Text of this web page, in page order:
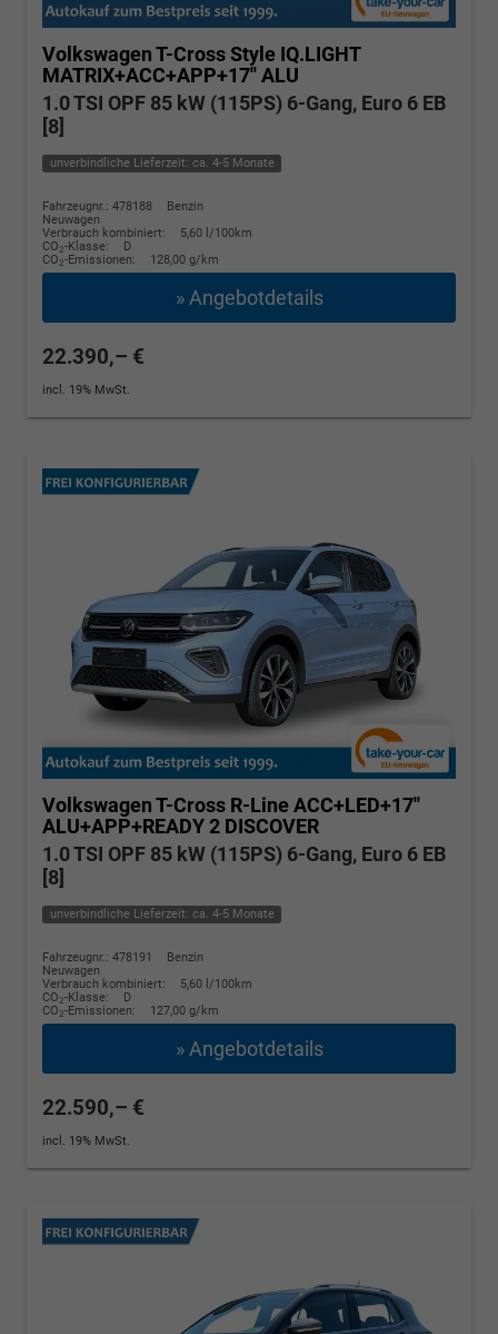
Volkswagen T-CrossStyle IQ.LIGHT
MATRIX+ACC+APP+17'' ALU
1.0 TSI OPF 85 kW (115PS) 6-Gang, Euro 6 EB
[8]
unverbindliche Lieferzeit: ca. 4-5 Monate
Fahrzeugnr.: 478188
Benzin
Neuwagen
Verbrauch kombiniert:
5,60 l/100km
CO2-Klasse:
D
CO2-Emissionen: 128,00 g/km
» Angebotdetails
22.390,– €
incl. 19% MwSt.
Volkswagen T-Cross R-Line ACC+LED+17''
ALU+APP+READY 2 DISCOVER
1.0 TSI OPF 85 kW (115PS) 6-Gang, Euro 6 EB
[8]
unverbindliche Lieferzeit: ca. 4-5 Monate
Fahrzeugnr.: 478191
Benzin
Neuwagen
Verbrauch kombiniert:
5,60 l/100km
CO2-Klasse:
D
CO2-Emissionen: 127,00 g/km
» Angebotdetails
22.590,– €
incl. 19% MwSt.